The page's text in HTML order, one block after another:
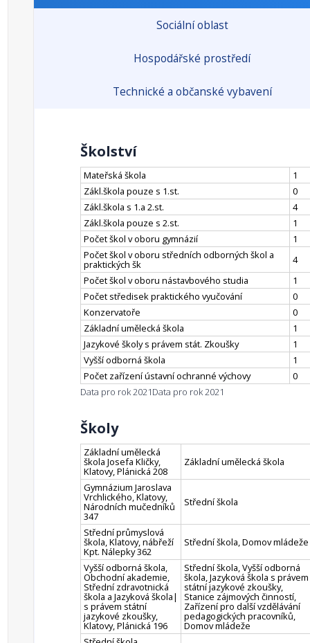
Sociální oblast
Hospodářské prostředí
Technické a občanské vybavení
Školství
Mateřská škola
1
Zákl.škola pouze s 1.st.
0
Zákl.škola s 1.a 2.st.
4
Zákl.škola pouze s 2.st.
1
Počet škol v oboru gymnázií
1
Počet škol v oboru středních odborných škol a
praktických šk
4
Počet škol v oboru nástavbového studia
1
Počet středisek praktického vyučování
0
Konzervatoře
0
Základní umělecká škola
1
Jazykové školy s právem stát. Zkoušky
1
Vyšší odborná škola
1
Počet zařízení ústavní ochranné výchovy
0
Data pro rok 2021Data pro rok 2021
Školy
Základní umělecká
škola Josefa Kličky,
Klatovy, Plánická 208
Základní umělecká škola
Gymnázium Jaroslava
Vrchlického, Klatovy,
Národních mučedníků
347
Střední škola
Střední průmyslová
škola, Klatovy, nábřeží
Kpt. Nálepky 362
Střední škola, Domov mládeže
Vyšší odborná škola,
Obchodní akademie,
Střední zdravotnická
škola a Jazyková škola|
s právem státní
jazykové zkoušky,
Klatovy, Plánická 196
Střední škola, Vyšší odborná
škola, Jazyková škola s právem
státní jazykové zkoušky,
Stanice zájmových činností,
Zařízení pro další vzdělávání
pedagogických pracovníků,
Domov mládeže